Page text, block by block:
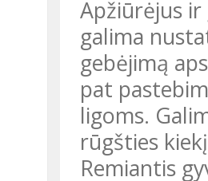
Apžiūrėjus
galima
gebėjimą
pat
ligoms.
rūgšties
Remiantis